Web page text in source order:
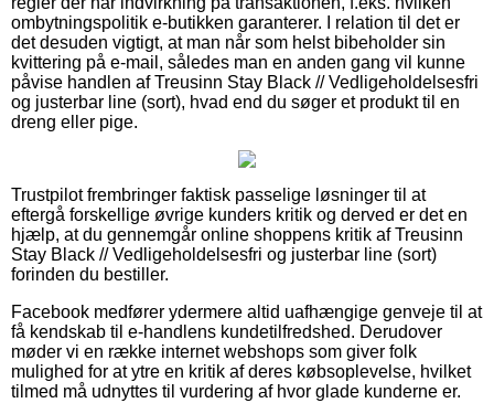
ombytningspolitik e-butikken garanterer. I relation til det er
det desuden vigtigt, at man når som helst bibeholder sin
kvittering på e-mail, således man en anden gang vil kunne
påvise handlen af Treusinn Stay Black // Vedligeholdelsesfri
og justerbar line (sort), hvad end du søger et produkt til en
dreng eller pige.
Trustpilot frembringer faktisk passelige løsninger til at
eftergå forskellige øvrige kunders kritik og derved er det en
hjælp, at du gennemgår online shoppens kritik af Treusinn
Stay Black // Vedligeholdelsesfri og justerbar line (sort)
forinden du bestiller.
Facebook medfører ydermere altid uafhængige genveje til at
få kendskab til e-handlens kundetilfredshed. Derudover
møder vi en række internet webshops som giver folk
mulighed for at ytre en kritik af deres købsoplevelse, hvilket
tilmed må udnyttes til vurdering af hvor glade kunderne er.